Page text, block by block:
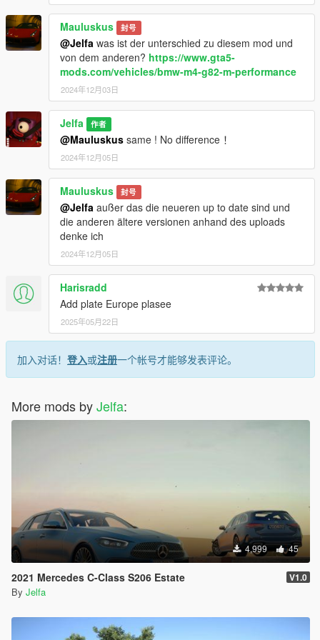
Mauluskus 封号
@Jelfa was ist der unterschied zu diesem mod und
von dem anderen? https://www.gta5-
mods.com/vehicles/bmw-m4-g82-m-performance
2024年12月03日
Jelfa 作者
@Mauluskus same ! No difference ！
2024年12月05日
Mauluskus 封号
@Jelfa außer das die neueren up to date sind und
die anderen ältere versionen anhand des uploads
denke ich
2024年12月05日
Harisradd
Add plate Europe plasee
2025年05月22日
加入对话！ 登入或注册一个帐号才能够发表评论。
More mods byJelfa:
4,999 45
2021 Mercedes C-Class S206 Estate V1.0
By Jelfa